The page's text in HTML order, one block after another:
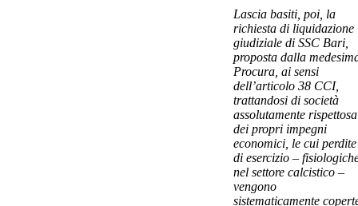
Lascia basiti, poi, la
richiesta di liquidazione
giudiziale di SSC Bari,
proposta dalla
Procura, ai sensi
dell’articolo 38 CCI,
trattandosi di società
assolutamente rispettosa
dei propri impegni
economici, le cui perdite
di esercizio –
nel settore calcistico –
vengono
sistematicamente